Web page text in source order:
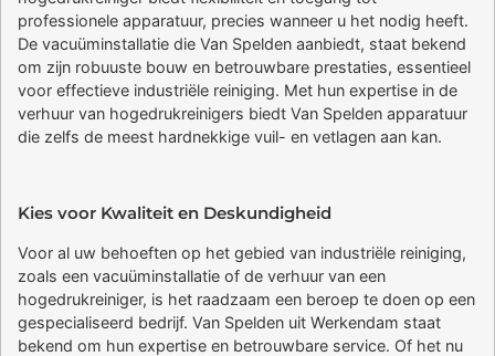
professionele apparatuur, precies wanneer u het nodig heeft.
De vacuüminstallatie die Van Spelden aanbiedt, staat bekend
om zijn robuuste bouw en betrouwbare prestaties, essentieel
voor effectieve industriële reiniging. Met hun expertise in de
verhuur van hogedrukreinigers biedt Van Spelden apparatuur
die zelfs de meest hardnekkige vuil- en vetlagen aan kan.
Kies voor Kwaliteit en Deskundigheid
Voor al uw behoeften op het gebied van industriële reiniging,
zoals een vacuüminstallatie of de verhuur van een
hogedrukreiniger, is het raadzaam een beroep te doen op een
gespecialiseerd bedrijf. Van Spelden uit Werkendam staat
bekend om hun expertise en betrouwbare service. Of het nu